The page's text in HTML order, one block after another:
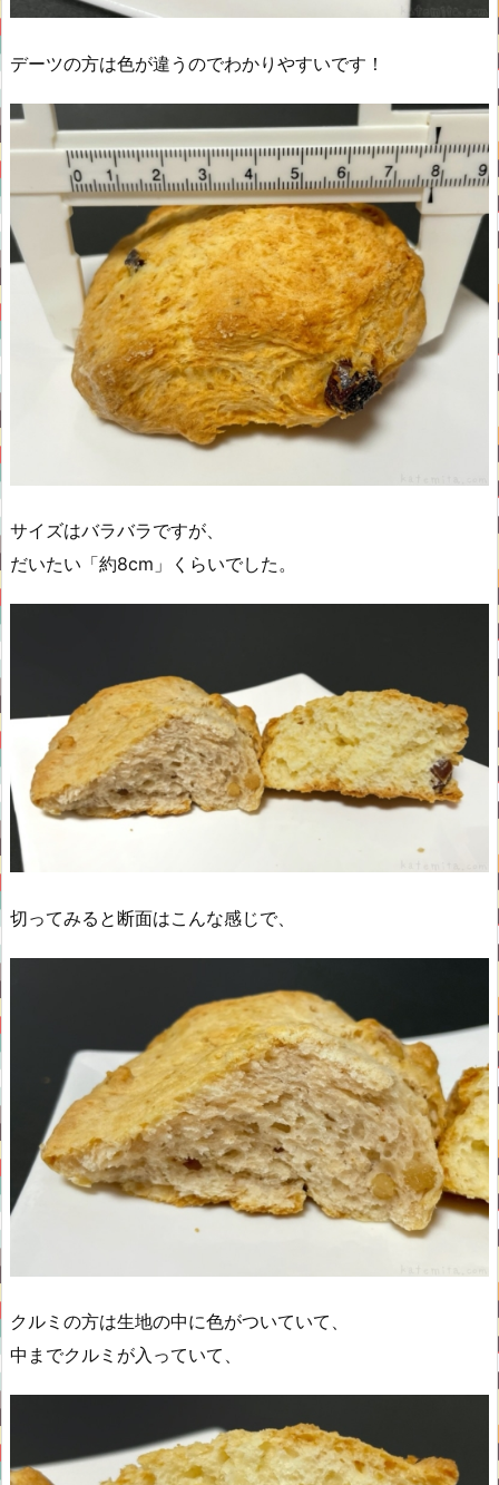
デーツの方は色が違うのでわかりやすいです！
サイズはバラバラですが、
だいたい「約8cm」くらいでした。
切ってみると断面はこんな感じで、
クルミの方は生地の中に色がついていて、
中までクルミが入っていて、